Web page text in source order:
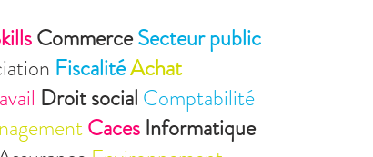
CommerceSecteur public
FiscalitéAchat
Droit social Comptabilité
Caces Informatique